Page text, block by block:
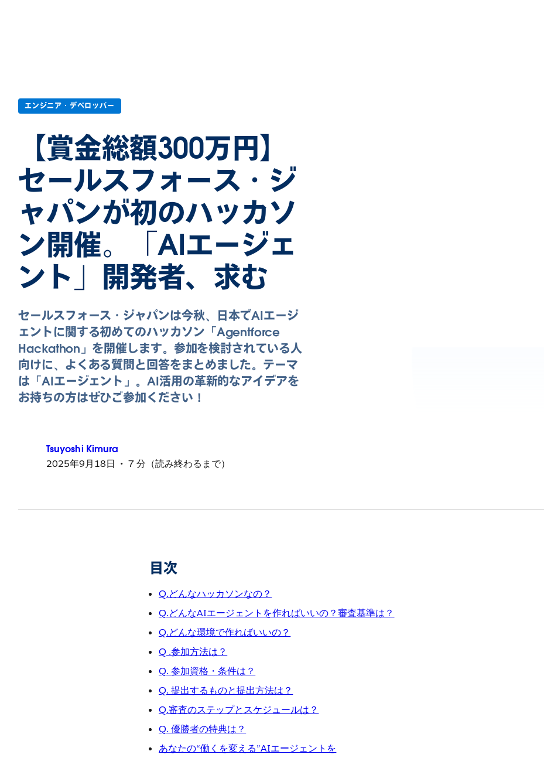
エンジニア・デベロッパー
【賞金総額300万円】
セールスフォース・ジ
ャパンが初のハッカソ
ン開催。「AIエージェ
ント」開発者、求む
セールスフォース・ジャパンは今秋、日本でAIエージ
ェントに関する初めてのハッカソン「Agentforce
Hackathon」を開催します。参加を検討されている人
向けに、よくある質問と回答をまとめました。テーマ
は「AIエージェント」。AI活用の革新的なアイデアを
お持ちの方はぜひご参加ください！
Tsuyoshi Kimura
2025年9月18日
7 分（読み終わるまで）
目次
Q.どんなハッカソンなの？
Q.どんなAIエージェントを作ればいいの？審査基準は？
Q.どんな環境で作ればいいの？
Q .参加方法は？
Q. 参加資格・条件は？
Q. 提出するものと提出方法は？
Q.審査のステップとスケジュールは？
Q. 優勝者の特典は？
あなたの“働くを変える”AIエージェントを